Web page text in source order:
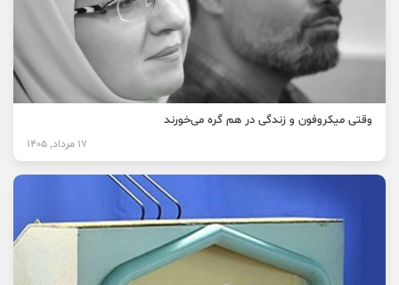
وقتی میکروفون و زندگی در هم گره می‌خورند
17 مرداد, 1405